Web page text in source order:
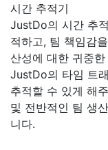
시간 추적기
JustDo의 시간 추
적하고, 팀 책임감
산성에 대한 귀중
JustDo의 타임 트
추적할 수 있게 해
및 전반적인 팀 생
니다.